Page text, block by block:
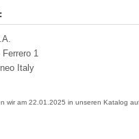
1
Italy
wir am 22.01.2025 in unseren Katalog